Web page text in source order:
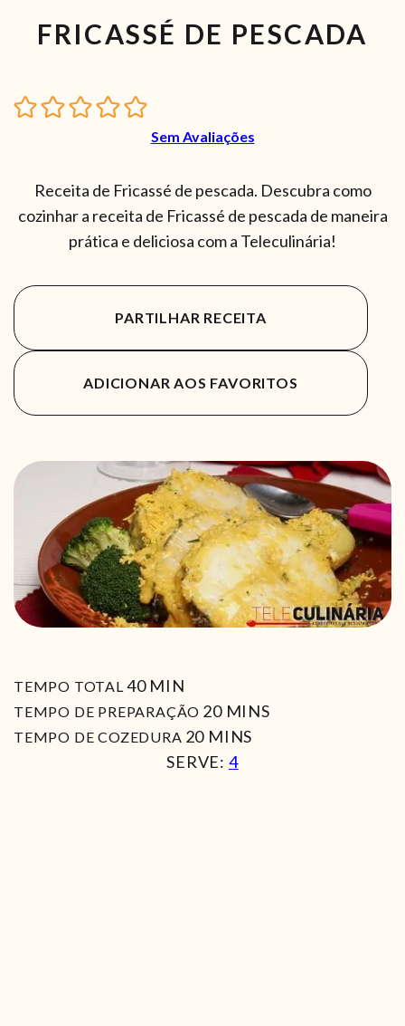
FRICASSÉ DE PESCADA
Sem Avaliações
Receita de Fricassé de pescada. Descubra como
cozinhar a receita de Fricassé de pescada de maneira
prática e deliciosa com a Teleculinária!
PARTILHAR RECEITA
ADICIONAR AOS FAVORITOS
TEMPO TOTAL 40MIN
MIN
TEMPO DE PREPARAÇÃO 20MIN
MINS
TEMPO DE COZEDURA 20MIN
MINS
SERVE: 4